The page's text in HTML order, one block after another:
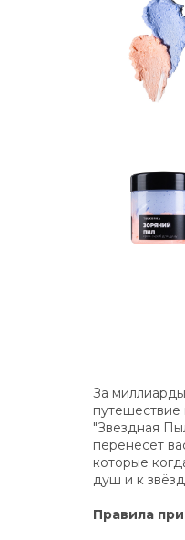
За миллиарды
путешествие
"Звездная
перенесет
которые
душ и к
Правила